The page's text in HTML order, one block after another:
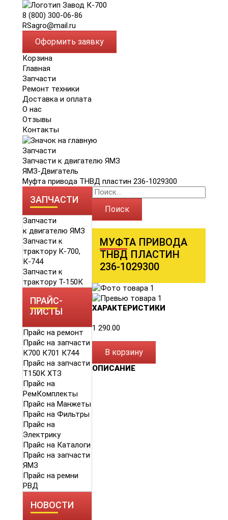
8 (800) 300-06-86
RSagro@mail.ru
Оформить заявку
Корзина
Главная
Запчасти
Ремонт техники
Доставка и оплата
О нас
Отзывы
Контакты
Запчасти
Запчасти к двигателю ЯМЗ
ЯМЗ-Двигатель
Муфта привода ТНВД пластин 236-1029300
ЗАПЧАСТИ
Запчасти
к двигателю ЯМЗ
Запчасти к
трактору К-700,
К-744
Запчасти к
трактору Т-150К
ПРАЙС-
ЛИСТЫ
Прайс на ремонт
Прайс на запчасти
К700 К701 К744
Прайс на запчасти
Т150К ХТЗ
Прайс на
РемКомплекты
Прайс на Манжеты
Прайс на Фильтры
Прайс на
Электрику
Прайс на Каталоги
Прайс на запчасти
ЯМЗ
Прайс на ремни
РВД
НОВОСТИ
Поиск
МУФТА ПРИВОДА
ТНВД ПЛАСТИН
236-1029300
ХАРАКТЕРИСТИКИ
1 290.00
В корзину
ОПИСАНИЕ